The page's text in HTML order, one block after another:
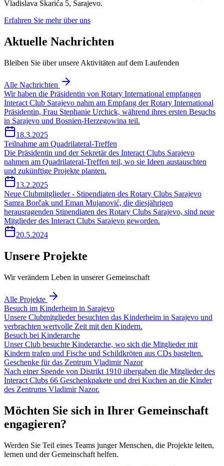
Vladislava Skarića 5, Sarajevo.
Erfahren Sie mehr über uns
Aktuelle Nachrichten
Bleiben Sie über unsere Aktivitäten auf dem Laufenden
Alle Nachrichten
Wir haben die Präsidentin von Rotary International empfangen
Interact Club Sarajevo nahm am Empfang der Rotary International
Präsidentin, Frau Stephanie Urchick, während ihres ersten Besuchs
in Sarajevo und Bosnien-Herzegowina teil.
18.3.2025
Teilnahme am Quadrilateral-Treffen
Die Präsidentin und der Sekretär des Interact Clubs Sarajevo
nahmen am Quadrilateral-Treffen teil, wo sie Ideen austauschten
und zukünftige Projekte planten.
13.2.2025
Neue Clubmitglieder - Stipendiaten des Rotary Clubs Sarajevo
Samra Borčak und Eman Mujanović, die diesjährigen
herausragenden Stipendiaten des Rotary Clubs Sarajevo, sind neue
Mitglieder des Interact Clubs Sarajevo geworden.
20.5.2024
Unsere Projekte
Wir verändern Leben in unserer Gemeinschaft
Alle Projekte
Besuch im Kinderheim in Sarajevo
Unsere Clubmitglieder besuchten das Kinderheim in Sarajevo und
verbrachten wertvolle Zeit mit den Kindern.
Besuch bei Kinderarche
Unser Club besuchte Kinderarche, wo sich die Mitglieder mit
Kindern trafen und Fische und Schildkröten aus CDs bastelten.
Geschenke für das Zentrum Vladimir Nazor
Nach einer Spende von Distrikt 1910 übergaben die Mitglieder des
Interact Clubs 66 Geschenkpakete und drei Kuchen an die Kinder
des Zentrums Vladimir Nazor.
Möchten Sie sich in Ihrer Gemeinschaft
engagieren?
Werden Sie Teil eines Teams junger Menschen, die Projekte leiten,
lernen und der Gemeinschaft helfen.